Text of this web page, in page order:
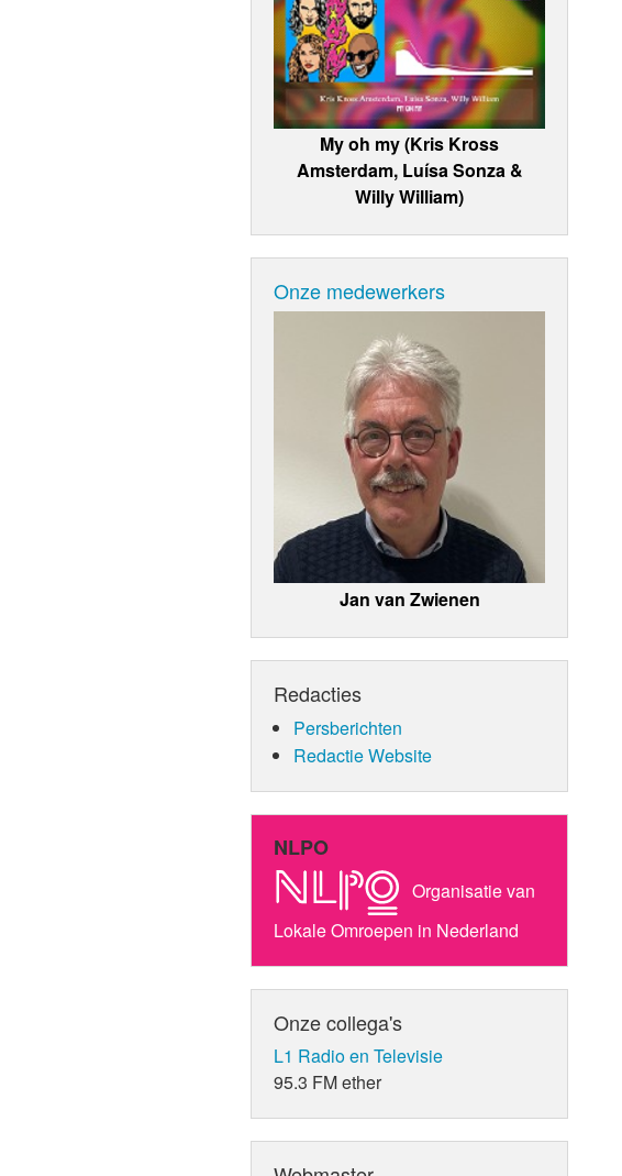
My oh my (Kris Kross
Amsterdam, Luísa Sonza &
Willy William)
Onze medewerkers
Jan van Zwienen
Redacties
Persberichten
Redactie Website
NLPO
Organisatie van
Lokale Omroepen in Nederland
Onze collega's
L1 Radio en Televisie
95.3 FM ether